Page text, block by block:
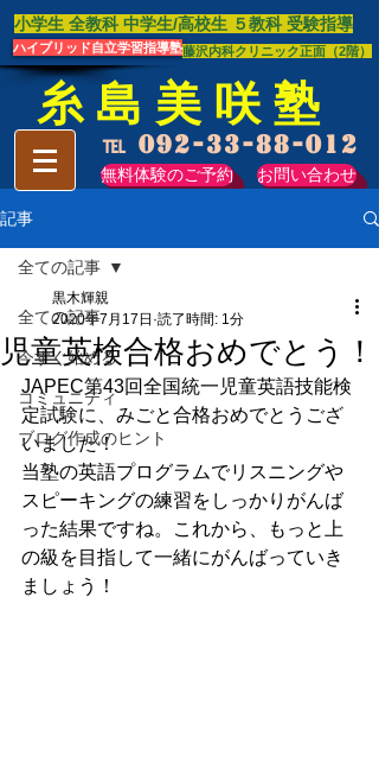
​小学生 全教科 中学生/高校生 ​５教科 受験指導
ハイブリッド自立学習指導塾藤沢内科クリニック正面（2階）
糸 島 美 咲 塾
℡ 092-33-88-012
無料体験のご予約 お問い合わせ
記事
全ての記事
今すぐ始める
コミュニティ
ブログ作成のヒント
全ての記事
児童英検合格おめでとう！
黒木輝親
2020年7月17日 読了時間: 1分
JAPEC第43回全国統一児童英語技能検
定試験に、みごと合格おめでとうござ
いました！
当塾の英語プログラムでリスニングや
スピーキングの練習をしっかりがんば
った結果ですね。これから、もっと上
の級を目指して一緒にがんばっていき
ましょう！